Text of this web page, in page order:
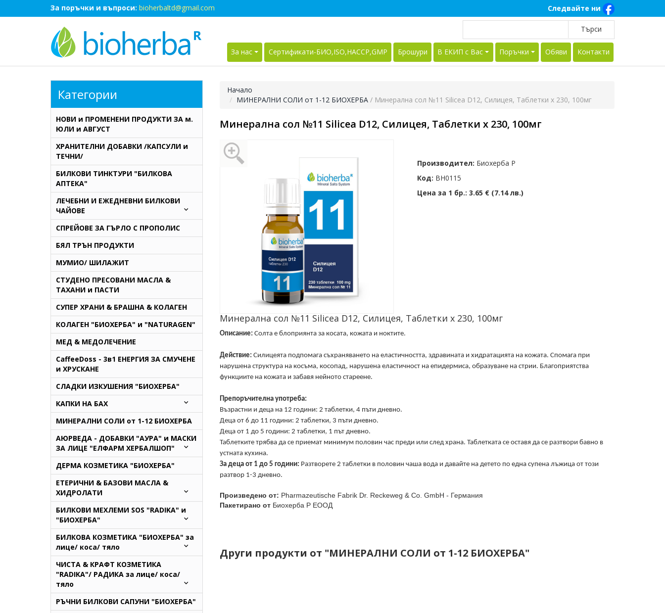
За поръчки и въпроси: bioherbaltd@gmail.com Следвайте ни
За нас Сертификати-БИО,ISO,HACCP,GMP Брошури В ЕКИП с Вас Поръчки Обяви Контакти
Начало
МИНЕРАЛНИ СОЛИ от 1-12 БИОХЕРБА / Минерална сол №11 Silicea D12, Силицея, Таблетки х 230, 100мг
Минерална сол №11 Silicea D12, Силицея, Таблетки х 230, 100мг
Производител: Биохерба Р
Код: BH0115
Цена за 1 бр.: 3.65 € (7.14 лв.)
Минерална сол №11 Silicea D12, Силицея, Таблетки х 230, 100мг
Описание: Солта e блоприянта за косата, кожата и ноктите.
Действие: Силицеята подпомага съхраняването на еластичността, здравината и хидратацията на кожата. Спомага при
нарушена структура на косъма, косопад, нарушена еластичност на епидермиса, образуване на стрии. Благоприятства
функциите на кожата и забавя нейното стареене.
Препоръчителна употреба:
Възрастни и деца на 12 години: 2 таблетки, 4 пъти дневно.
Деца от 6 до 11 години: 2 таблетки, 3 пъти дневно.
Деца от 1 до 5 години: 2 таблетки, 1 път дневно.
Таблетките трябва да се приемат минимум половин час преди или след храна. Таблетката се оставя да се разтвори бавно в
устната кухина.
За деца от 1 до 5 години: Разтворете 2 таблетки в половин чаша вода и давайте на детето по една супена лъжица от този
разтвор 1-3 дневно.
Произведено от: Pharmazeutische Fabrik Dr. Reckeweg & Co. GmbH - Германия
Пакетирано от Биохерба Р ЕООД
Други продукти от "МИНЕРАЛНИ СОЛИ от 1-12 БИОХЕРБА"
Категории
НОВИ и ПРОМЕНЕНИ ПРОДУКТИ ЗА м.
ЮЛИ и АВГУСТ
ХРАНИТЕЛНИ ДОБАВКИ /КАПСУЛИ и
ТЕЧНИ/
БИЛКОВИ ТИНКТУРИ "БИЛКОВА
АПТЕКА"
ЛЕЧЕБНИ И ЕЖЕДНЕВНИ БИЛКОВИ
ЧАЙОВЕ
СПРЕЙОВЕ ЗА ГЪРЛО С ПРОПОЛИС
БЯЛ ТРЪН ПРОДУКТИ
МУМИО/ ШИЛАЖИТ
СТУДЕНО ПРЕСОВАНИ МАСЛА &
ТАХАНИ и ПАСТИ
СУПЕР ХРАНИ & БРАШНА & КОЛАГЕН
КОЛАГЕН "БИОХЕРБА" и "NATURAGEN"
МЕД & МЕДОЛЕЧЕНИЕ
CaffeeDoss - 3в1 ЕНЕРГИЯ ЗА СМУЧЕНЕ
и ХРУСКАНЕ
СЛАДКИ ИЗКУШЕНИЯ "БИОХЕРБА"
КАПКИ НА БАХ
МИНЕРАЛНИ СОЛИ от 1-12 БИОХЕРБА
AЮРВЕДА - ДОБАВКИ "АУРА" и МАСКИ
ЗА ЛИЦЕ "ЕЛФАРМ ХЕРБАЛШОП"
ДЕРМА КОЗМЕТИКА "БИОХЕРБА"
ЕТЕРИЧНИ & БАЗОВИ МАСЛА &
ХИДРОЛАТИ
БИЛКОВИ МЕХЛЕМИ SOS "RADIKA" и
"БИОХЕРБА"
БИЛКОВА КОЗМЕТИКА "БИОХЕРБА" за
лице/ коса/ тяло
ЧИСТА & КРАФТ КОЗМЕТИКА
"RADIKA"/ РАДИКА за лице/ коса/
тяло
РЪЧНИ БИЛКОВИ САПУНИ "БИОХЕРБА"